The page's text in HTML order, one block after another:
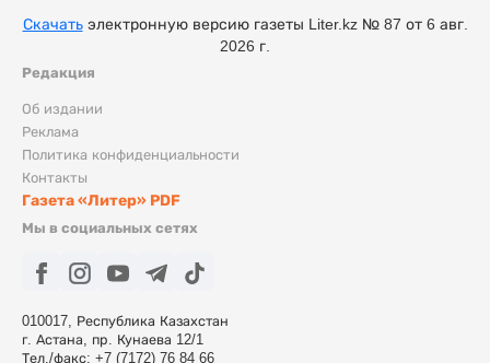
Редакция
Об издании
Реклама
Политика конфиденциальности
Контакты
Газета «Литер» PDF
Мы в социальных сетях
010017, Республика Казахстан
г. Астана, пр. Кунаева 12/1
Тел./факс: +7 (7172) 76 84 66
Скачатьэлектронную версию газеты Liter.kz № 87 от 6 авг.
2026 г.